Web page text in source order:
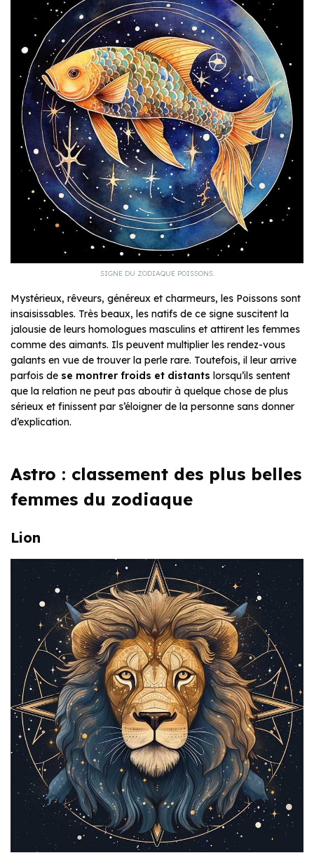
SIGNE DU ZODIAQUE POISSONS.
Mystérieux, rêveurs, généreux et charmeurs, les Poissons sont
insaisissables. Très beaux, les natifs de ce signe suscitent la
jalousie de leurs homologues masculins et attirent les femmes
comme des aimants. Ils peuvent multiplier les rendez-vous
galants en vue de trouver la perle rare. Toutefois, il leur arrive
parfois de se montrer froids et distants lorsqu’ils sentent
que la relation ne peut pas aboutir à quelque chose de plus
sérieux et finissent par s’éloigner de la personne sans donner
d’explication.
Astro : classement des plus belles
femmes du zodiaque
Lion